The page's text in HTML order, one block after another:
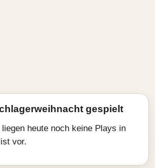
gespielt
heute noch keine Plays in
vor.